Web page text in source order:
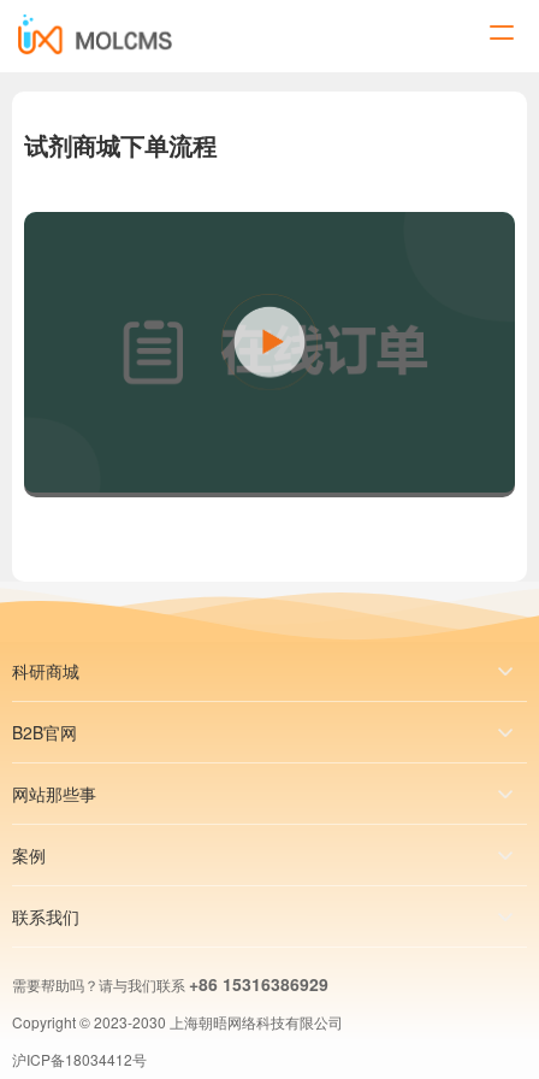
试剂商城下单流程
科研商城
B2B官网
网站那些事
案例
联系我们
需要帮助吗？请与我们联系 +86 15316386929
Copyright © 2023-2030 上海朝晤网络科技有限公司
沪ICP备18034412号